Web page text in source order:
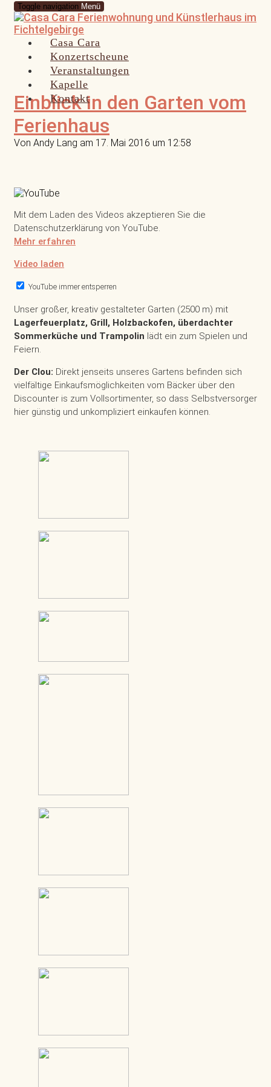
Toggle navigation Menü
Casa Cara
Konzertscheune
Veranstaltungen
Kapelle
Kontakt
Einblick in den Garten vom
Ferienhaus
Von Andy Lang am 17. Mai 2016 um 12:58
Mit dem Laden des Videos akzeptieren Sie die
Datenschutzerklärung von YouTube.
Mehr erfahren
Video laden
YouTube immer entsperren
Unser großer, kreativ gestalteter Garten (2500 m) mit
Lagerfeuerplatz, Grill, Holzbackofen, überdachter
Sommerküche und Trampolin lädt ein zum Spielen und
Feiern.
Der Clou: Direkt jenseits unseres Gartens befinden sich
vielfältige Einkaufsmöglichkeiten vom Bäcker über den
Discounter is zum Vollsortimenter, so dass Selbstversorger
hier günstig und unkompliziert einkaufen können.